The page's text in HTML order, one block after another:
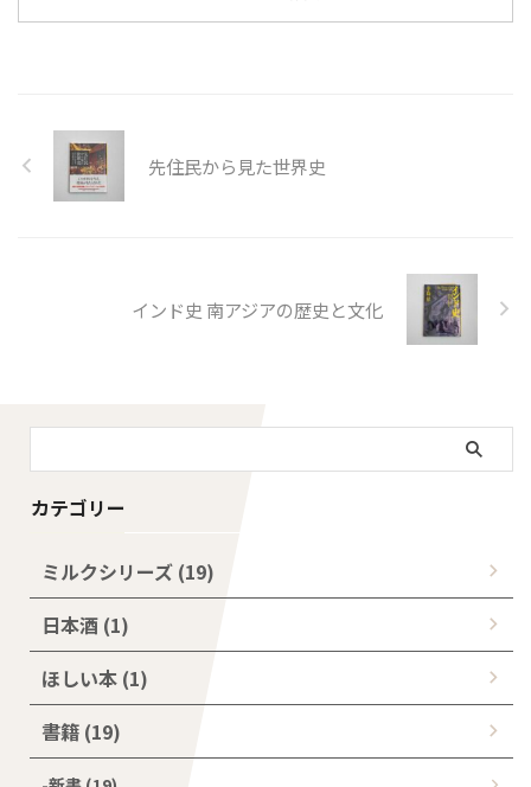
先住民から見た世界史
インド史 南アジアの歴史と文化
カテゴリー
ミルクシリーズ (19)
日本酒 (1)
ほしい本 (1)
書籍 (19)